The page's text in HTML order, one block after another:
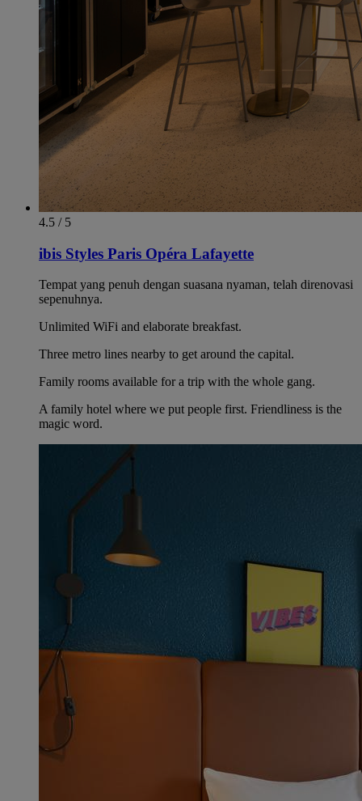
4.5 / 5
ibis Styles Paris Opéra Lafayette
Tempat yang penuh dengan suasana nyaman, telah direnovasi
sepenuhnya.
Unlimited WiFi and elaborate breakfast.
Three metro lines nearby to get around the capital.
Family rooms available for a trip with the whole gang.
A family hotel where we put people first. Friendliness is the
magic word.